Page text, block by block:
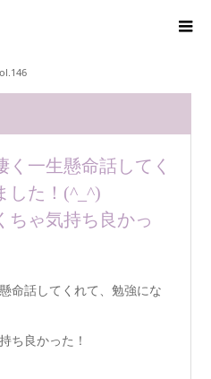
く一生懸命話してく
した！(^_^)
ちゃ気持ち良かっ
命話してくれて、勉強にな
ち良かった！